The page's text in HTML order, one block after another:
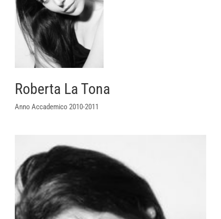
Roberta La Tona
Anno Accademico 2010-2011